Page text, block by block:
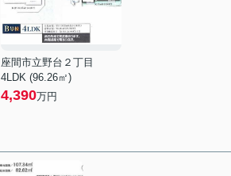
座間市立野台２丁目
4LDK (96.26㎡)
4,390万円